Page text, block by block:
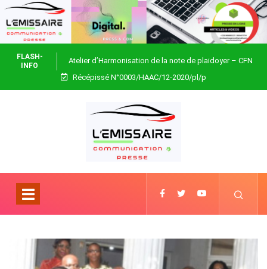
FLASH-
INFO
Atelier d’Harmonisation de la note de plaidoyer – CFN
Togo
Récépissé N°0003/HAAC/12-2020/pl/p